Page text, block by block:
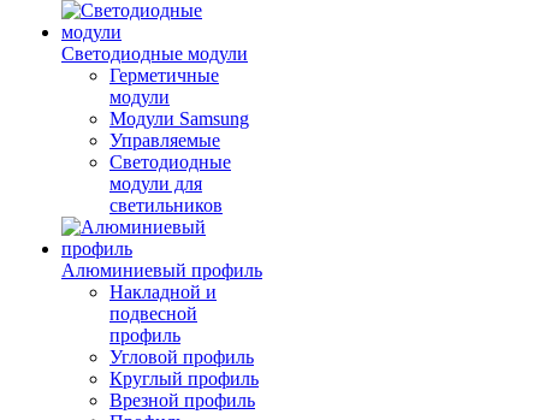
Светодиодные модули
Герметичные
модули
Модули Samsung
Управляемые
Светодиодные
модули для
светильников
Алюминиевый профиль
Накладной и
подвесной
профиль
Угловой профиль
Круглый профиль
Врезной профиль